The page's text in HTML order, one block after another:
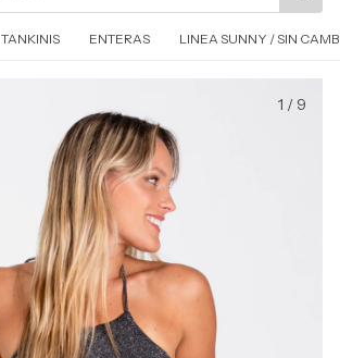
TANKINIS ENTERAS LINEA SUNNY / SIN
1 / 9